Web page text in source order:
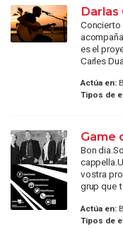
Concierto
es el
Carles
Actúa en:
Tipos de
Game
Bon
vostra
grup que
Actúa en:
Tipos de